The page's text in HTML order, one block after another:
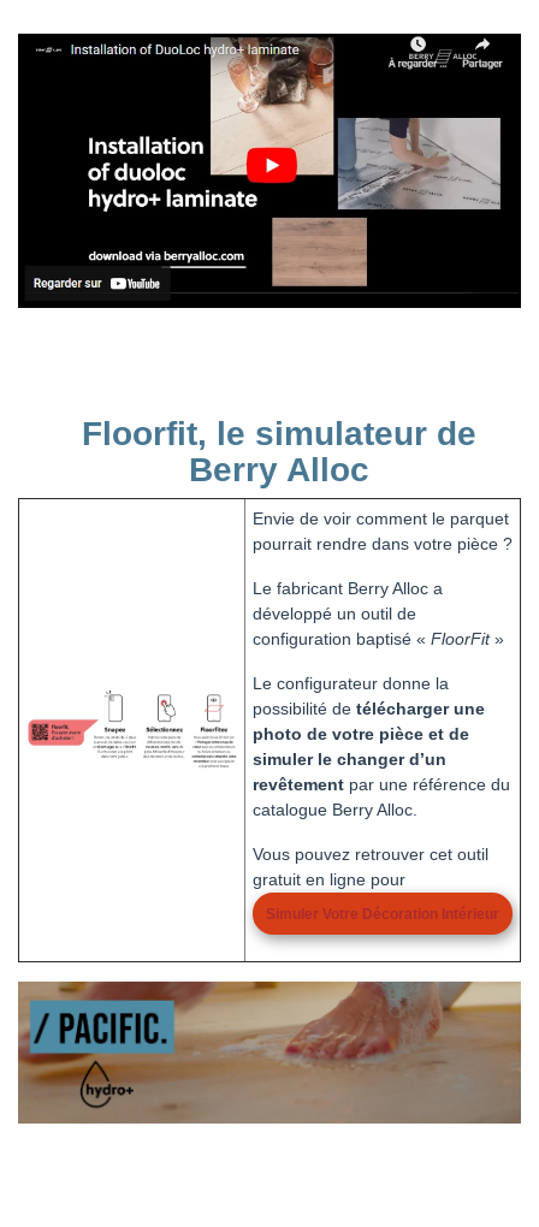
Floorfit, le simulateur de
Berry Alloc
Envie de voir comment le parquet
pourrait rendre dans votre pièce ?
Le fabricant Berry Alloc a
développé un outil de
configuration baptisé « FloorFit»
Le configurateur donne la
possibilité de télécharger une
photo de votre pièce et de
simuler le changer d’un
revêtement par une référence du
catalogue Berry Alloc.
Vous pouvez retrouver cet outil
gratuit en ligne pour
Simul Er Votre Décoration Intérieur